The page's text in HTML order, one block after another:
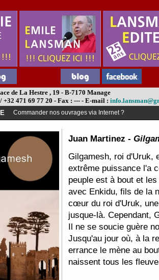
de La Hestre , 19 - B-7170 Manage
+32 471 69 77 20 - Fax : --- - E-mail :
Commander nos ouvrages via Internet ?
Juan Martinez -
Gilgamesh, roi d'Uruk,
extrême puissance l'a
peuple est à bout et
avec Enkidu, fils de la
cœur du roi d'Uruk,
jusque-là. Cependant,
Il ne se soucie guère
Jusqu'au jour où, à la
errance le mène au
naissent tous les